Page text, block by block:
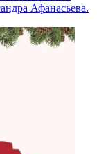
Афанасьева.